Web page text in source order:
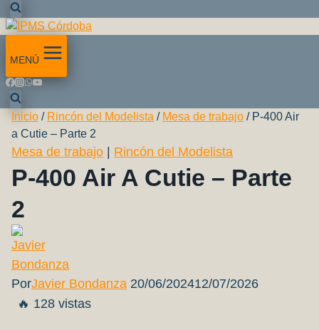
MENÚ
Inicio / Rincón del Modelista / Mesa de trabajo / P-400 Air
a Cutie – Parte 2
Mesa de trabajo Rincón del Modelista
P-400 Air A Cutie – Parte
2
PorJavier Bondanza 20/06/202412/07/2026
🔥 128 vistas